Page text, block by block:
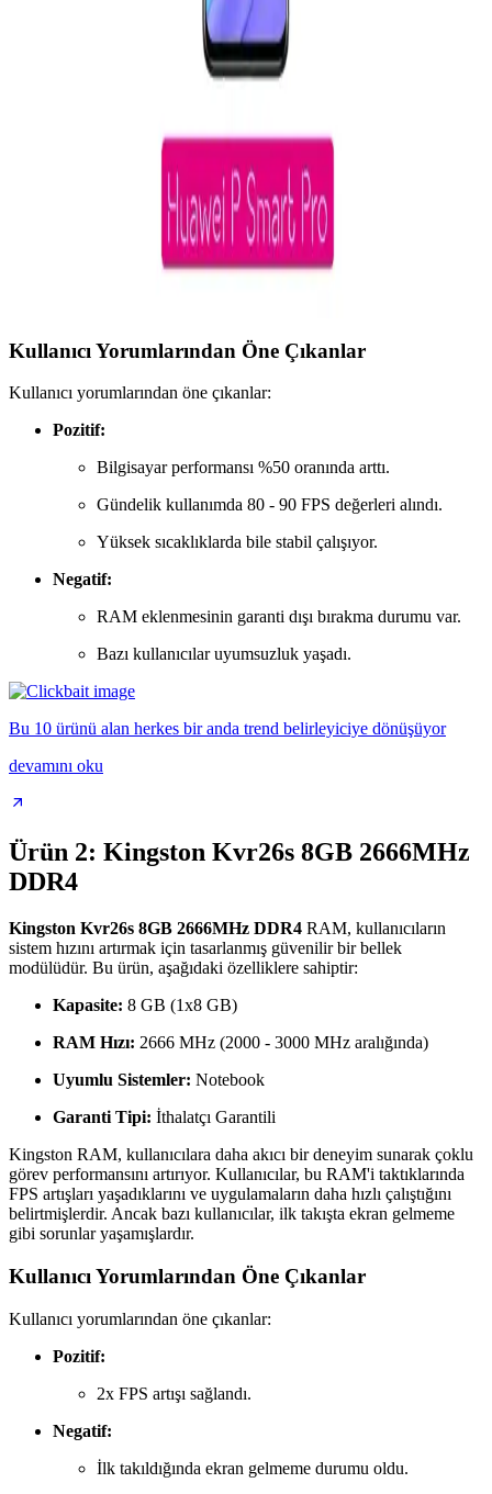
128 GB Depolama ve 4 GB RAM ile Günlük
Kullanıma Uygun Akıllı Telefonlar
çözümler sunar. Yüksek performans ve yeterli depolama sağlar.
Akıllı Telefon Seçiminde Performans ve Şıklık
Dengesi Nasıl Sağlanır
Performans ve şıklık unsurlarını dengeleyen akıllı telefonlar, işlemci,
RAM ve tasarım özellikleriyle kullanıcıların ihtiyaçlarına uygun
Kullanıcı Yorumlarından Öne Çıkanlar
Kullanıcı yorumlarından öne çıkanlar:
Pozitif:
Bilgisayar performansı %50 oranında arttı.
Gündelik kullanımda 80 - 90 FPS değerleri alındı.
Yüksek sıcaklıklarda bile stabil çalışıyor.
Negatif:
RAM eklenmesinin garanti dışı bırakma durumu var.
Bazı kullanıcılar uyumsuzluk yaşadı.
Bu 10 ürünü alan herkes bir anda trend belirleyiciye dönüşüyor
devamını oku
Ürün 2: Kingston Kvr26s 8GB 2666MHz
DDR4
Kingston Kvr26s 8GB 2666MHz DDR4 RAM, kullanıcıların
sistem hızını artırmak için tasarlanmış güvenilir bir bellek
modülüdür. Bu ürün, aşağıdaki özelliklere sahiptir:
Kapasite: 8 GB (1x8 GB)
RAM Hızı: 2666 MHz (2000 - 3000 MHz aralığında)
Uyumlu Sistemler: Notebook
Garanti Tipi: İthalatçı Garantili
Kingston RAM, kullanıcılara daha akıcı bir deneyim sunarak çoklu
görev performansını artırıyor. Kullanıcılar, bu RAM'i taktıklarında
FPS artışları yaşadıklarını ve uygulamaların daha hızlı çalıştığını
belirtmişlerdir. Ancak bazı kullanıcılar, ilk takışta ekran gelmeme
gibi sorunlar yaşamışlardır.
Kullanıcı Yorumlarından Öne Çıkanlar
Kullanıcı yorumlarından öne çıkanlar:
Pozitif:
2x FPS artışı sağlandı.
Negatif:
İlk takıldığında ekran gelmeme durumu oldu.